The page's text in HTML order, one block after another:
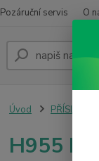
Pozáruční servis O
Úvod
H955